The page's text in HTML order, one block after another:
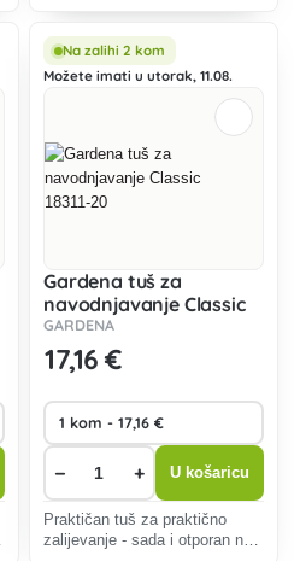
Na zalihi 2 kom
Možete imati u utorak, 11.08.
Gardena tuš za
navodnjavanje Classic
18311-20
GARDENA
17,16 €
− + U košaricu
Praktičan tuš za praktično
zalijevanje - sada i otporan na